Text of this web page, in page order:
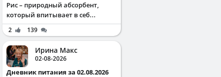
Рис – природный абсорбент,
который впитывает в себ...
2 139
Ирина Макс
02-08-2026
Дневник питания за 02.08.2026